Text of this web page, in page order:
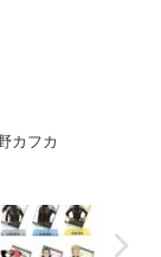
カフカ